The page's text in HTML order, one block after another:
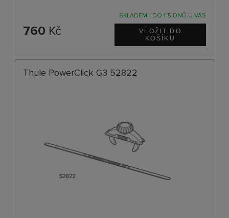
SKLADEM - DO 1-5 DNŮ U VÁS
760 Kč
Thule PowerClick G3 52822